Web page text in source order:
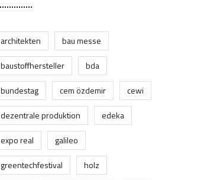
architekten
bau messe
baustoffhersteller
bda
bundestag
cem özdemir
cewi
dezentrale produktion
edeka
expo real
galileo
greentechfestival
holz